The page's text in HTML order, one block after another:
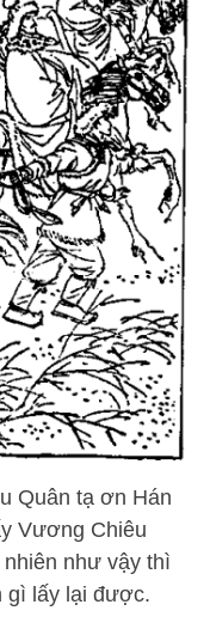
Quân tạ ơn Hán
Vương Chiêu
như vậy thì
gì lấy lại được.